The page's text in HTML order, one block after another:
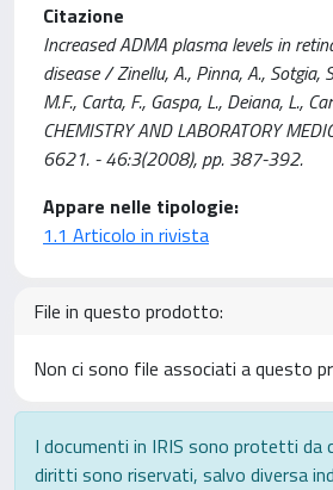
Citazione
Increased ADMA plasma levels in
disease / Zinellu, A., Pinna, A., Sotgia,
M.F., Carta, F., Gaspa, L., Deiana, L.,
CHEMISTRY AND LABORATORY
6621. - 46:3(2008), pp. 387-392.
Appare nelle tipologie:
1.1 Articolo in rivista
File in questo prodotto:
Non ci sono file associati a questo
I documenti in IRIS sono protetti
diritti sono riservati, salvo diversa